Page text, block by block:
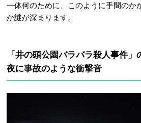
一体何のために、このように手間のか
か謎が深まります。
「井の頭公園バラバラ殺人事件
夜に事故のような衝撃音